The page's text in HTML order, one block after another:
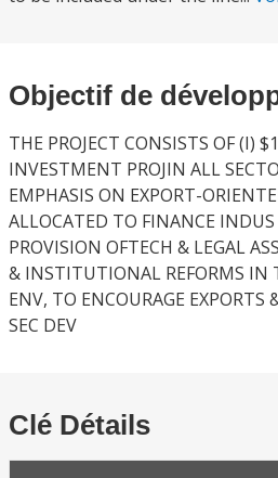
Objectif de
THE PROJECT CONSISTS OF (I)
INVESTMENT PROJIN ALL
EMPHASIS ON EXPORT-
ALLOCATED TO FINANCE INDUS
PROVISION OFTECH & LEGAL
& INSTITUTIONAL REFORMS IN
ENV, TO ENCOURAGE
SEC DEV
Clé Détails